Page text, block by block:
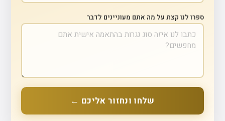
ספרו לנו קצת על מה אתם מעוניינים לדבר
שלחו ונחזור אליכם ←